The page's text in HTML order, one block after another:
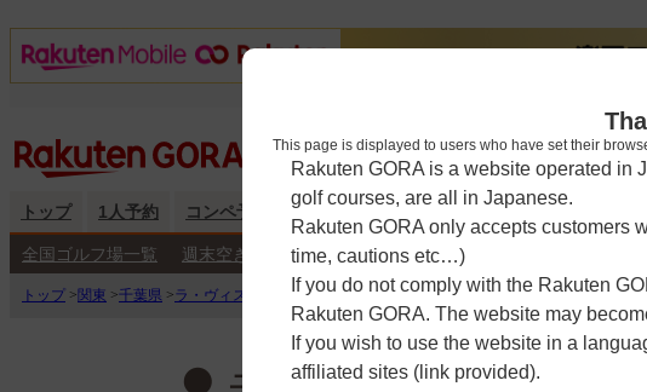
トップ 1人予約 コンペ予約 海外予約 キャンペーン
全国ゴルフ場一覧 週末空き枠検索 平日空き枠検索
トップ > 関東 >千葉県 >ラ・ヴィスタ ゴルフリゾート【アコーディア・ゴルフ】 >予約カレンダ
This page is displayed to users who have set their
Rakuten GORA is a website operated in
golf courses, are all in Japanese.
Rakuten GORA only accepts customers
time, cautions etc…)
If you do not comply with the Rakuten
Rakuten GORA. The website may
If you wish to use the website in a
affiliated sites (link provided).